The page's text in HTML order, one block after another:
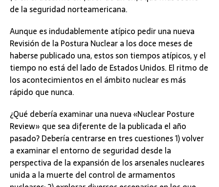
de la seguridad norteamericana.
Aunque es indudablemente atípico pedir una nueva
Revisión de la Postura Nuclear a los doce meses de
haberse publicado una, estos son tiempos atípicos, y el
tiempo no está del lado de Estados Unidos. El ritmo de
los acontecimientos en el ámbito nuclear es más
rápido que nunca.
¿Qué debería examinar una nueva «Nuclear Posture
Review» que sea diferente de la publicada el año
pasado? Debería centrarse en tres cuestiones 1) volver
a examinar el entorno de seguridad desde la
perspectiva de la expansión de los arsenales nucleares
unida a la muerte del control de armamentos